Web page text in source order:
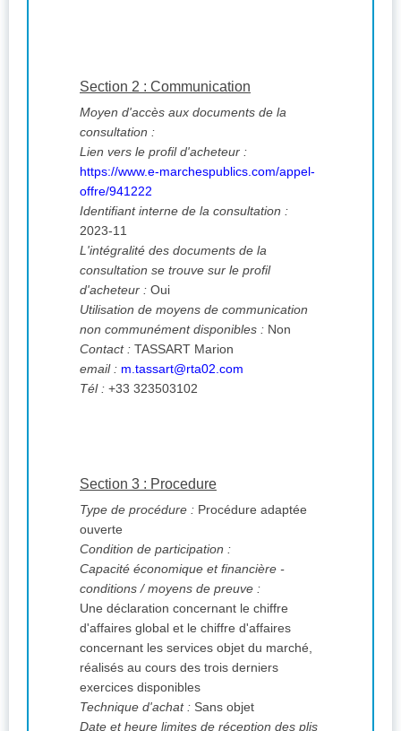
Section 2 : Communication
Moyen d'accès aux documents de la
consultation :
Lien vers le profil d'acheteur :
https://www.e-marchespublics.com/appel-
offre/941222
Identifiant interne de la consultation :
2023-11
L'intégralité des documents de la
consultation se trouve sur le profil
d'acheteur : Oui
Utilisation de moyens de communication
non communément disponibles : Non
Contact : TASSART Marion
email : m.tassart@rta02.com
Tél : +33 323503102
Section 3 : Procedure
Type de procédure : Procédure adaptée
ouverte
Condition de participation :
Capacité économique et financière -
conditions / moyens de preuve :
Une déclaration concernant le chiffre
d'affaires global et le chiffre d'affaires
concernant les services objet du marché,
réalisés au cours des trois derniers
exercices disponibles
Technique d'achat : Sans objet
Date et heure limites de réception des plis